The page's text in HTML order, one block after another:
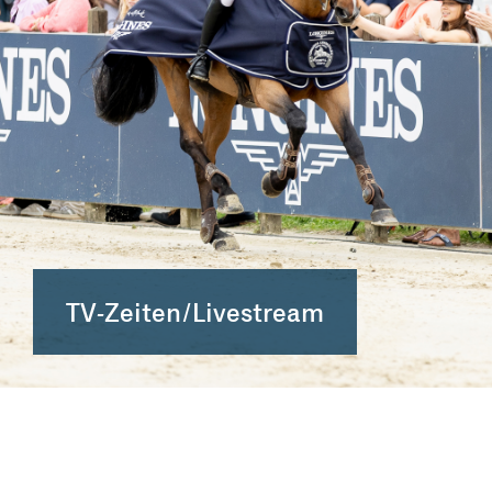
TV-Zeiten/Livestream